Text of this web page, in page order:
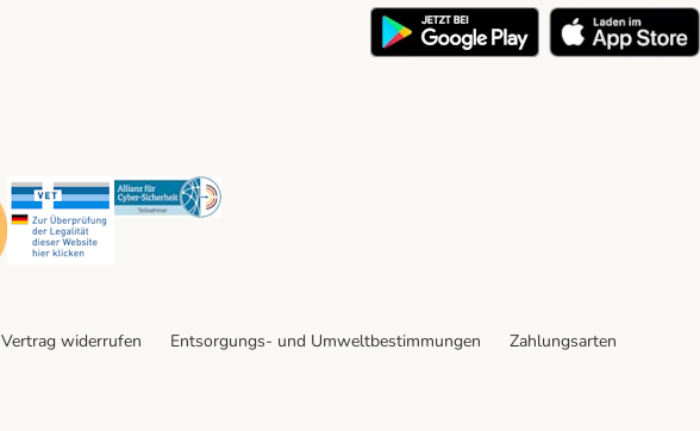
Security Security Security
Vertrag widerrufen Entsorgungs- und Umweltbestimmungen
Zahlungsarten